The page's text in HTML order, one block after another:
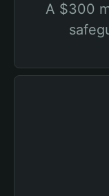
A $300